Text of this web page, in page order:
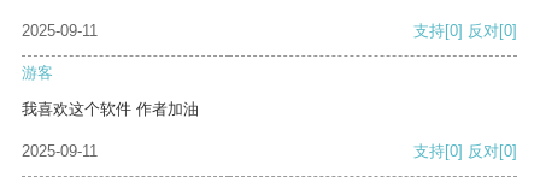
2025-09-11 支持[0] 反对[0]
游客
我喜欢这个软件 作者加油
2025-09-11 支持[0] 反对[0]